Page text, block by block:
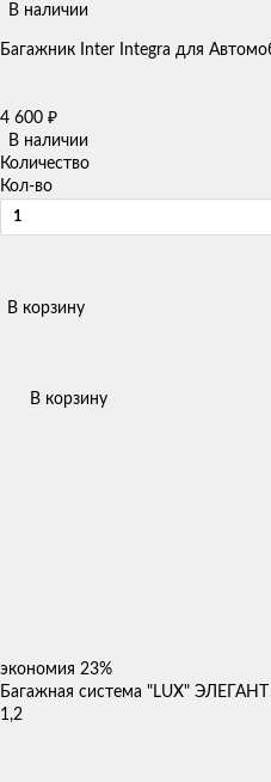
В наличии
Багажник Inter Integra для
4 600 ₽
В наличии
Количество
Кол-во
В корзину
В корзину
экономия 23%
Багажная система "LUX"
1,2